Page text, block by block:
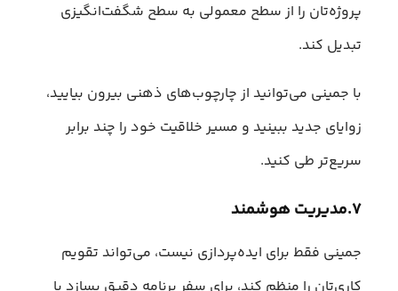
پروژه‌تان را از سطح معمولی به سطح شگفت‌انگیزی
تبدیل کند.
با جمینی می‌توانید از چارچوب‌های ذهنی بیرون بیایید،
زوایای جدید ببینید و مسیر خلاقیت خود را چند برابر
سریع‌تر طی کنید.
۷.مدیریت هوشمند
جمینی فقط برای ایده‌پردازی نیست، می‌تواند تقویم